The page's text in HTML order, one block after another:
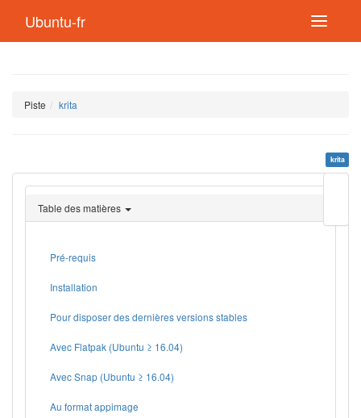
Ubuntu-fr
Piste krita
krita
page
Table des matières
Pré-requis
Installation
Pour disposer des dernières versions stables
Avec Flatpak (Ubuntu ≥ 16.04)
Avec Snap (Ubuntu ≥ 16.04)
Au format appimage